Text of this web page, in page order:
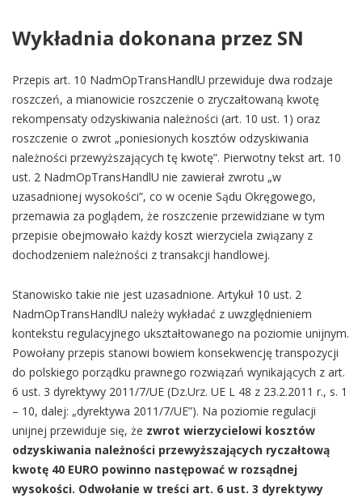
Wykładnia dokonana przez SN
Przepis art. 10 NadmOpTransHandlU przewiduje dwa rodzaje
roszczeń, a mianowicie roszczenie o zryczałtowaną kwotę
rekompensaty odzyskiwania należności (art. 10 ust. 1) oraz
roszczenie o zwrot „poniesionych kosztów odzyskiwania
należności przewyższających tę kwotę”. Pierwotny tekst art. 10
ust. 2 NadmOpTransHandlU nie zawierał zwrotu „w
uzasadnionej wysokości”, co w ocenie Sądu Okręgowego,
przemawia za poglądem, że roszczenie przewidziane w tym
przepisie obejmowało każdy koszt wierzyciela związany z
dochodzeniem należności z transakcji handlowej.
Stanowisko takie nie jest uzasadnione. Artykuł 10 ust. 2
NadmOpTransHandlU należy wykładać z uwzględnieniem
kontekstu regulacyjnego ukształtowanego na poziomie unijnym.
Powołany przepis stanowi bowiem konsekwencję transpozycji
do polskiego porządku prawnego rozwiązań wynikających z art.
6 ust. 3 dyrektywy 2011/7/UE (Dz.Urz. UE L 48 z 23.2.2011 r., s. 1
– 10, dalej: „dyrektywa 2011/7/UE”). Na poziomie regulacji
unijnej przewiduje się, że zwrot wierzycielowi kosztów
odzyskiwania należności przewyższających ryczałtową
kwotę 40 EURO powinno następować w rozsądnej
wysokości. Odwołanie w treści art. 6 ust. 3 dyrektywy